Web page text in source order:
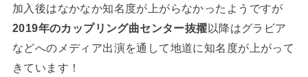
加入後はなかなか知名度が上がらなかったようですが
2019年のカップリング曲センター抜擢以降はグラビア
などへのメディア出演を通して地道に知名度が上がって
きています！